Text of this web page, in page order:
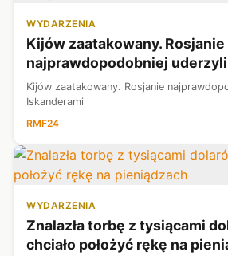
WYDARZENIA
Kijów zaatakowany. Rosjanie
najprawdopodobniej
Kijów zaatakowany. Rosjanie
Iskanderami
RMF24
WYDARZENIA
Znalazła torbę z tysiącami
chciało położyć rękę na